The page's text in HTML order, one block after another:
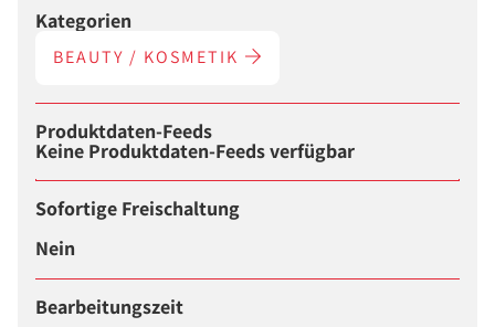
Kategorien
BEAUTY / KOSMETIK
Produktdaten-Feeds
Keine Produktdaten-Feeds verfügbar
Sofortige Freischaltung
Nein
Bearbeitungszeit